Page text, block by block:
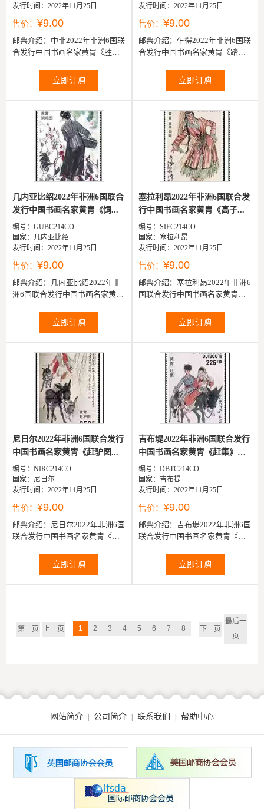
发行时间：2022年11月25日
售价： ¥9.00
邮票介绍： 中非2022年非洲6国联
合发行中国书画名家黄冑《胜似
立即订购
发行时间：2022年11月25日
售价： ¥9.00
邮票介绍： 乍得2022年非洲6国联
合发行中国书画名家黄冑《踏歌
立即订购
几内亚比绍2022年非洲6国联合
发行中国书画名家黄冑《饲...
编号：GUBC214CO
国家：几内亚比绍
发行时间：2022年11月25日
售价： ¥9.00
邮票介绍：
几内亚比绍2022年非
洲6国联合发行中国书画名家黄冑
立即订购
塞拉利昂2022年非洲6国联合发
行中国书画名家黄冑《高子...
编号：SIEC214CO
国家：塞拉利昂
发行时间：2022年11月25日
售价： ¥9.00
邮票介绍： 塞拉利昂2022年非洲6
国联合发行中国书画名家黄冑
立即订购
尼日尔2022年非洲6国联合发行
中国书画名家黄冑《赶驴图...
编号：NIRC214CO
国家：尼日尔
发行时间：2022年11月25日
售价： ¥9.00
邮票介绍： 尼日尔2022年非洲6国
联合发行中国书画名家黄冑《赶
立即订购
吉布堤2022年非洲6国联合发行
中国书画名家黄冑《赶集》
邮...
编号：DBTC214CO
国家：吉布提
发行时间：2022年11月25日
售价： ¥9.00
邮票介绍： 吉布堤2022年非洲6国
联合发行中国书画名家黄冑《赶
立即订购
第一页 上一页 1 2 3 4 5 6 7 8 下一页
最后一
页
网站简介 公司简介 联系我们 帮助中心